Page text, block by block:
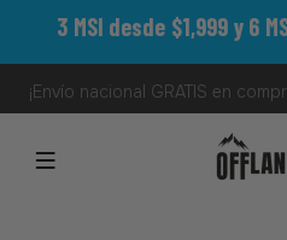
3 MSI desde $1,999 y 6
¡Envío nacional GRATIS en